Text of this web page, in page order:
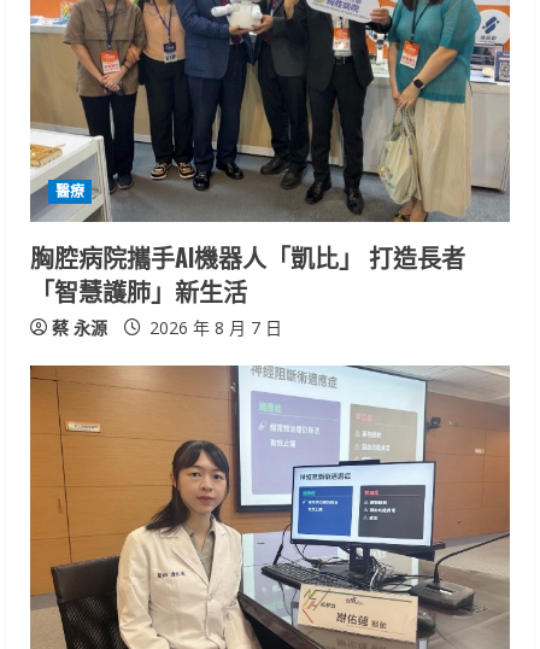
醫療
胸腔病院攜手AI機器人「凱比」 打造長者
「智慧護肺」新生活
蔡 永源 2026 年 8 月 7 日